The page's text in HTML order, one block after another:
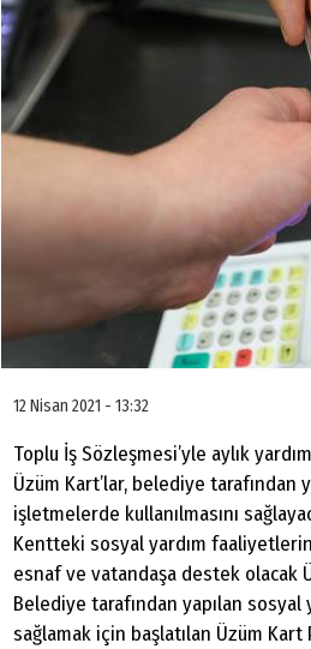
12 Nisan 2021 - 13:32
Toplu İş Sözleşmesi’yle aylık
Üzüm Kart’lar, belediye tarafından
işletmelerde kullanılmasını
Kentteki sosyal yardım
esnaf ve vatandaşa destek olacak
Belediye tarafından yapılan
sağlamak için başlatılan Üzüm Kart